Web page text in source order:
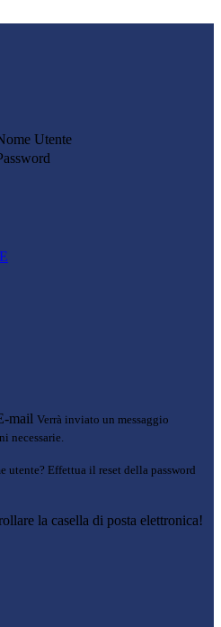
Utente
mail Verrà inviato un messaggio
necessarie.
utente? Effettua il reset della password
la casella di posta elettronica!